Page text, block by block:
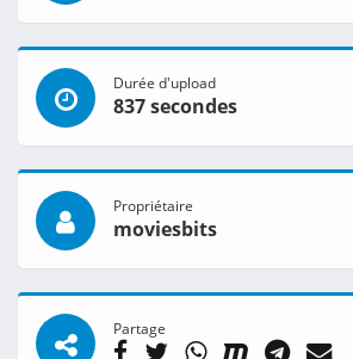
Durée d'upload
837 secondes
Propriétaire
moviesbits
Partage